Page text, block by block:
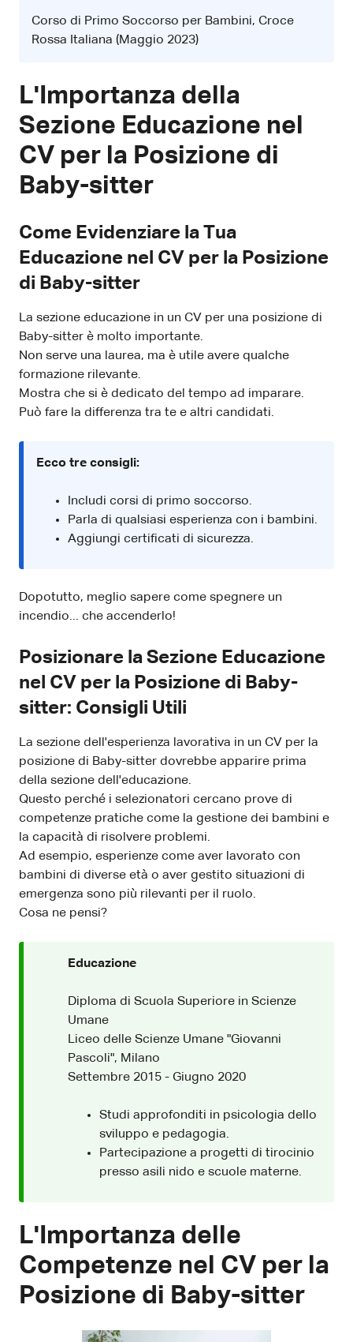
Corso di Primo Soccorso per Bambini, Croce
Rossa Italiana (Maggio 2023)
L'Importanza della
Sezione Educazione nel
CV per la Posizione di
Baby-sitter
Come Evidenziare la Tua
Educazione nel CV per la Posizione
di Baby-sitter
La sezione educazione in un CV per una posizione di
Baby-sitter è molto importante.
Non serve una laurea, ma è utile avere qualche
formazione rilevante.
Mostra che si è dedicato del tempo ad imparare.
Può fare la differenza tra te e altri candidati.
Ecco tre consigli:
Includi corsi di primo soccorso.
Parla di qualsiasi esperienza con i bambini.
Aggiungi certificati di sicurezza.
Dopotutto, meglio sapere come spegnere un
incendio... che accenderlo!
Posizionare la Sezione Educazione
nel CV per la Posizione di Baby-
sitter: Consigli Utili
La sezione dell'esperienza lavorativa in un CV per la
posizione di Baby-sitter dovrebbe apparire prima
della sezione dell'educazione.
Questo perché i selezionatori cercano prove di
competenze pratiche come la gestione dei bambini e
la capacità di risolvere problemi.
Ad esempio, esperienze come aver lavorato con
bambini di diverse età o aver gestito situazioni di
emergenza sono più rilevanti per il ruolo.
Cosa ne pensi?
Educazione
Diploma di Scuola Superiore in Scienze
Umane
Liceo delle Scienze Umane "Giovanni
Pascoli", Milano
Settembre 2015 - Giugno 2020
Studi approfonditi in psicologia dello
sviluppo e pedagogia.
Partecipazione a progetti di tirocinio
presso asili nido e scuole materne.
L'Importanza delle
Competenze nel CV per la
Posizione di Baby-sitter